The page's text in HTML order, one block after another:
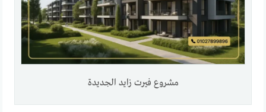
مشروع فيرت زايد الجديدة